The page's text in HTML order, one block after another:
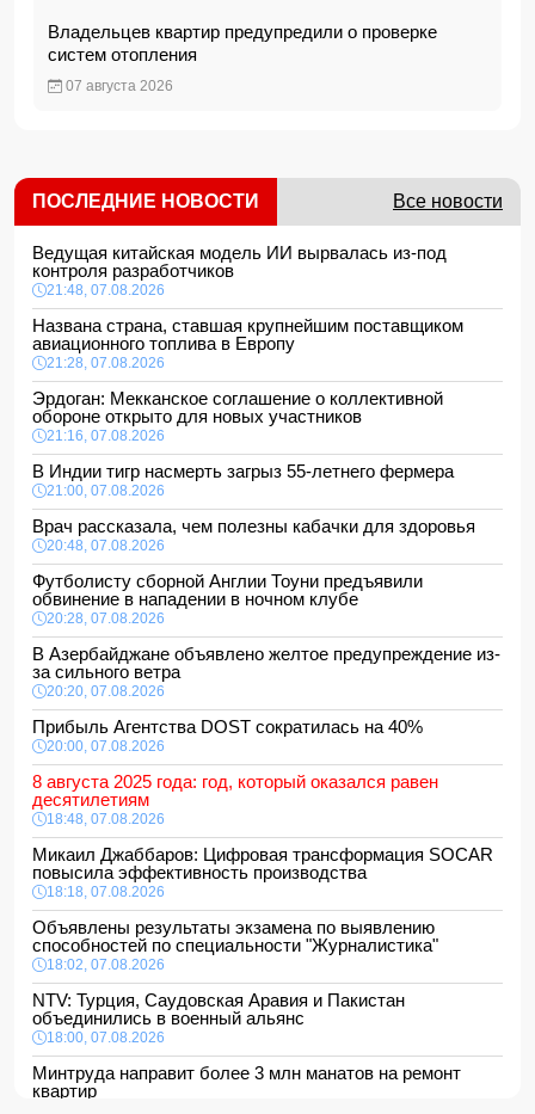
Владельцев квартир предупредили о проверке
систем отопления
07 августа 2026
ПОСЛЕДНИЕ НОВОСТИ Все новости
Ведущая китайская модель ИИ вырвалась из-под
контроля разработчиков
21:48, 07.08.2026
Названа страна, ставшая крупнейшим поставщиком
авиационного топлива в Европу
21:28, 07.08.2026
Эрдоган: Мекканское соглашение о коллективной
обороне открыто для новых участников
21:16, 07.08.2026
В Индии тигр насмерть загрыз 55-летнего фермера
21:00, 07.08.2026
Врач рассказала, чем полезны кабачки для здоровья
20:48, 07.08.2026
Футболисту сборной Англии Тоуни предъявили
обвинение в нападении в ночном клубе
20:28, 07.08.2026
В Азербайджане объявлено желтое предупреждение из-
за сильного ветра
20:20, 07.08.2026
Прибыль Агентства DOST сократилась на 40%
20:00, 07.08.2026
8 августа 2025 года: год, который оказался равен
десятилетиям
18:48, 07.08.2026
Микаил Джаббаров: Цифровая трансформация SOCAR
повысила эффективность производства
18:18, 07.08.2026
Объявлены результаты экзамена по выявлению
способностей по специальности "Журналистика"
18:02, 07.08.2026
NTV: Турция, Саудовская Аравия и Пакистан
объединились в военный альянс
18:00, 07.08.2026
Минтруда направит более 3 млн манатов на ремонт
квартир